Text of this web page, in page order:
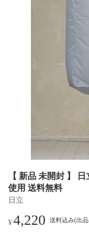
【 新品 未開封 】
使用 送料無料
日立
¥4,220 送料込み(出